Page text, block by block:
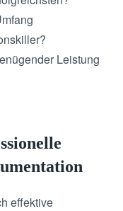
Leistung
effektive